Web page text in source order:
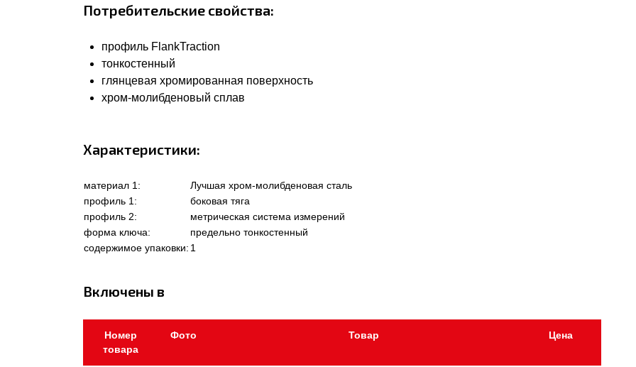
Потребительские свойства:
профиль FlankTraction
тонкостенный
глянцевая хромированная поверхность
хром-молибденовый сплав
Характеристики:
материал 1:
Лучшая хром-молибденовая сталь
профиль 1:
боковая тяга
профиль 2:
метрическая система измерений
форма ключа:
предельно тонкостенный
содержимое упаковки: 1
Включены в
Номер
товара
Фото Товар Цена